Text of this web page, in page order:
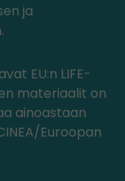
ja
EU:n LIFE-
materiaalit on
ainoastaan
Euroopan